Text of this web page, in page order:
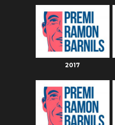
2017